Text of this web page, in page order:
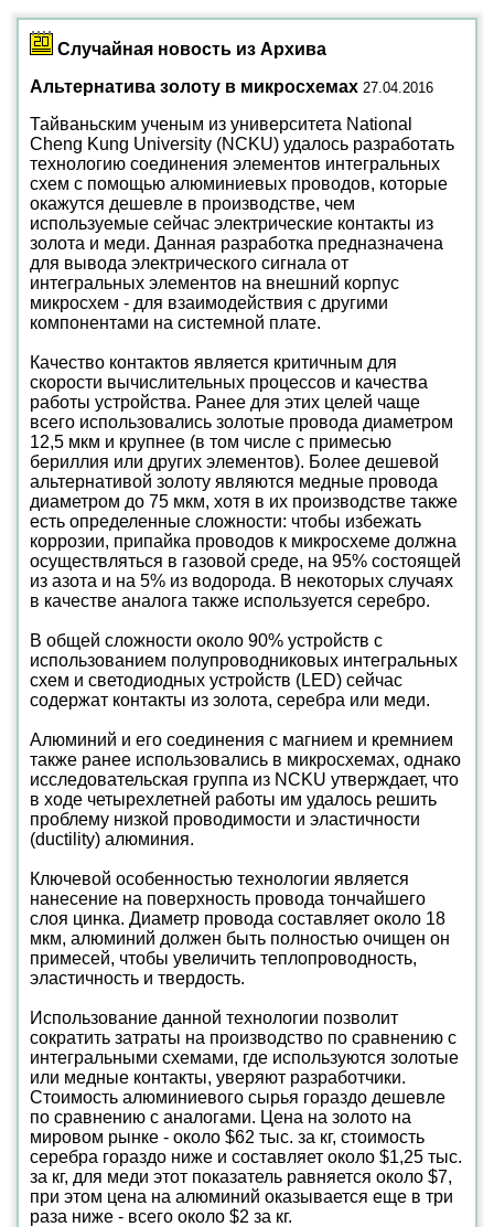
Случайная новость из Архива
Альтернатива золоту в микросхемах 27.04.2016
Тайваньским ученым из университета National
Cheng Kung University (NCKU) удалось разработать
технологию соединения элементов интегральных
схем с помощью алюминиевых проводов, которые
окажутся дешевле в производстве, чем
используемые сейчас электрические контакты из
золота и меди. Данная разработка предназначена
для вывода электрического сигнала от
интегральных элементов на внешний корпус
микросхем - для взаимодействия с другими
компонентами на системной плате.
Качество контактов является критичным для
скорости вычислительных процессов и качества
работы устройства. Ранее для этих целей чаще
всего использовались золотые провода диаметром
12,5 мкм и крупнее (в том числе с примесью
бериллия или других элементов). Более дешевой
альтернативой золоту являются медные провода
диаметром до 75 мкм, хотя в их производстве также
есть определенные сложности: чтобы избежать
коррозии, припайка проводов к микросхеме должна
осуществляться в газовой среде, на 95% состоящей
из азота и на 5% из водорода. В некоторых случаях
в качестве аналога также используется серебро.
В общей сложности около 90% устройств с
использованием полупроводниковых интегральных
схем и светодиодных устройств (LED) сейчас
содержат контакты из золота, серебра или меди.
Алюминий и его соединения с магнием и кремнием
также ранее использовались в микросхемах, однако
исследовательская группа из NCKU утверждает, что
в ходе четырехлетней работы им удалось решить
проблему низкой проводимости и эластичности
(ductility) алюминия.
Ключевой особенностью технологии является
нанесение на поверхность провода тончайшего
слоя цинка. Диаметр провода составляет около 18
мкм, алюминий должен быть полностью очищен он
примесей, чтобы увеличить теплопроводность,
эластичность и твердость.
Использование данной технологии позволит
сократить затраты на производство по сравнению с
интегральными схемами, где используются золотые
или медные контакты, уверяют разработчики.
Стоимость алюминиевого сырья гораздо дешевле
по сравнению с аналогами. Цена на золото на
мировом рынке - около $62 тыс. за кг, стоимость
серебра гораздо ниже и составляет около $1,25 тыс.
за кг, для меди этот показатель равняется около $7,
при этом цена на алюминий оказывается еще в три
раза ниже - всего около $2 за кг.